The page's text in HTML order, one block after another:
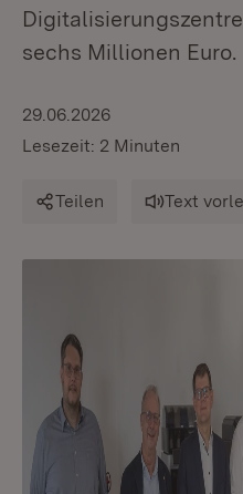
sechs Millionen Euro.
29.06.2026
Lesezeit: 2 Minuten
Teilen Text